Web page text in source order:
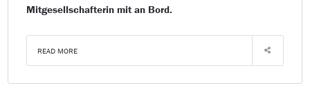
Mitgesellschafterin mit an Bord.
READ MORE